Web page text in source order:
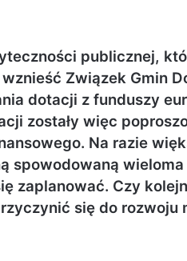
publicznej,
Związek Gmin
dotacji z funduszy
zostały więc
Na razie
spowodowaną
zaplanować. Czy
się do rozwoju